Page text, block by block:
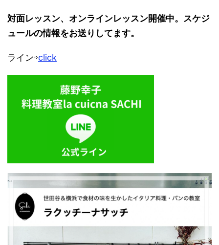
対面レッスン、オンラインレッスン開催中。スケジ
ュールの情報をお送りしてます。
ライン⇨click